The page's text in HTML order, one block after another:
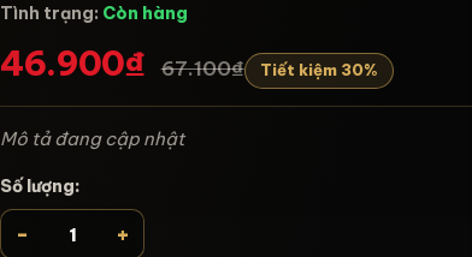
Tình trạng: Còn hàng
46.900₫ 67.100₫ Tiết kiệm 30%
Mô tả đang cập nhật
Số lượng:
- +